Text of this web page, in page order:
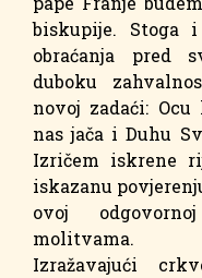
biskupije. Stoga
obraćanja pred
duboku
novoj zadaći:
nas jača i Duhu
Izričem iskrene
iskazanu
ovoj
molitvama.
Izražavajući